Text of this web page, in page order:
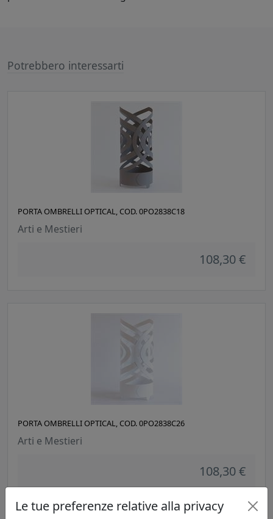
Potrebbero interessarti
PORTA OMBRELLI OPTICAL, COD. 0PO2838C18
Arti e Mestieri
108,30 €
PORTA OMBRELLI OPTICAL, COD. 0PO2838C26
Arti e Mestieri
108,30 €
Le tue preferenze relative alla privacy